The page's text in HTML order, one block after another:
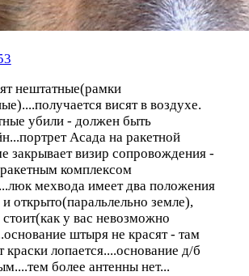
нештатные(рамки
висят в воздухе.
убили - должен быть
Асада на ракетной
закрывает визир сопровождения -
комплексом
мехвода имеет два положения
открыто(паральлельно земле),
у вас невозможно
штыря не красят - там
краски лопается....основание д/б
более антенны нет...